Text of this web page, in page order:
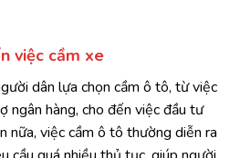
việc cầm xe
dân lựa chọn cầm ô tô, từ việc
ngân hàng, cho đến việc đầu tư
nữa, việc cầm ô tô thường diễn ra